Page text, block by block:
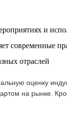
и
современные
отраслей
оценку
на рынке.